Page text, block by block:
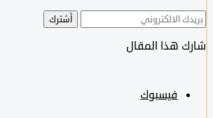
هذا المقال
فيسبوك